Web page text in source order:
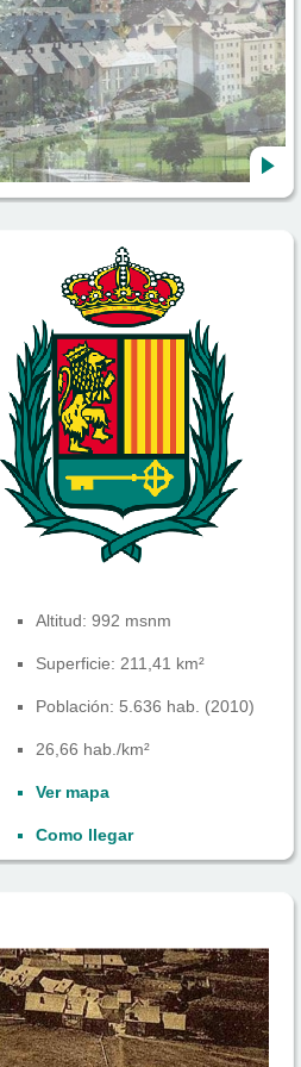
Altitud: 992 msnm
Superficie: 211,41 km²
Población: 5.636 hab. (2010)
26,66 hab./km²
Ver mapa
Como llegar